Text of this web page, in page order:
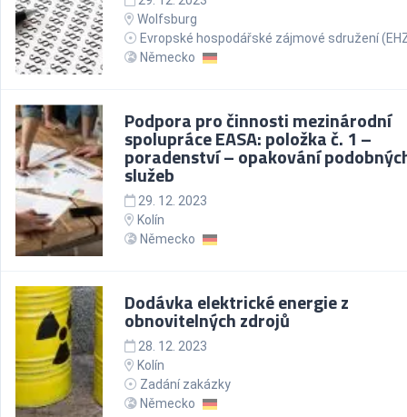
Wolfsburg
Evropské hospodářské zájmové sdružení
Německo
Podpora pro činnosti mezinárodní
spolupráce EASA: položka č. 1 –
poradenství – opakování
služeb
29. 12. 2023
Kolín
Německo
Dodávka elektrické energie z
obnovitelných zdrojů
28. 12. 2023
Kolín
Zadání zakázky
Německo